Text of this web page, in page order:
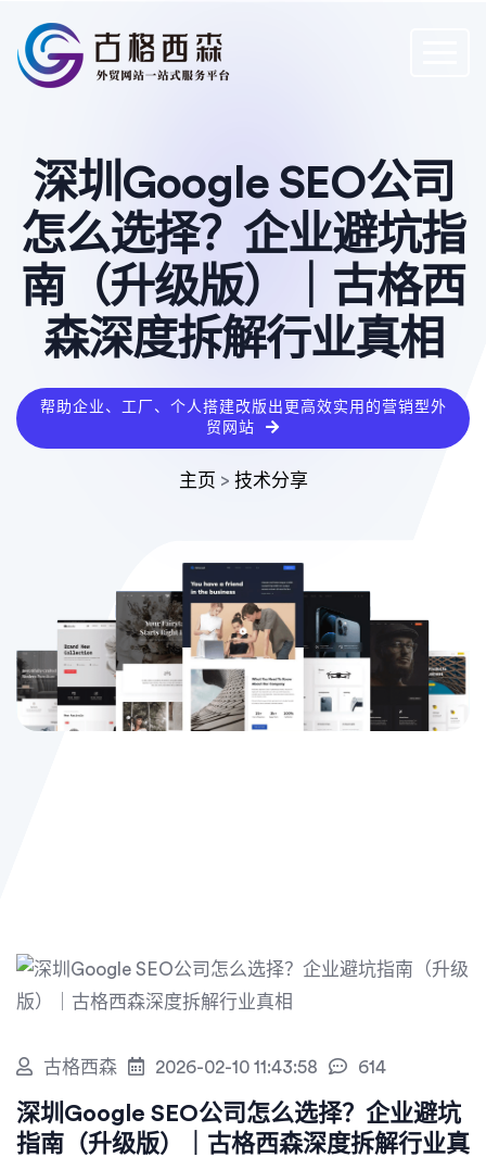
深圳Google SEO公司
怎么选择？企业避坑指
南（升级版）｜古格西
森深度拆解行业真相
帮助企业、工厂、个人搭建改版出更高效实用的营销型外
贸网站
主页 > 技术分享
古格西森 2026-02-10 11:43:58 614
深圳Google SEO公司怎么选择？企业避坑
指南（升级版）｜古格西森深度拆解行业真